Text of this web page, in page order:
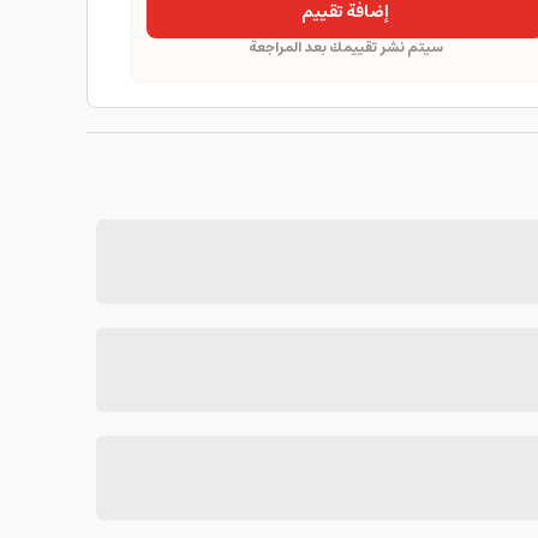
إضافة تقييم
سيتم نشر تقييمك بعد المراجعة